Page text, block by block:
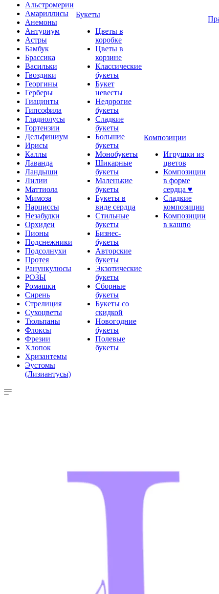
Альстромерии
Амариллисы
Анемоны
Антуриум
Астры
Бамбук
Брассика
Васильки
Гвоздики
Георгины
Герберы
Гиацинты
Гипсофила
Гладиолусы
Гортензии
Дельфиниум
Ирисы
Каллы
Лаванда
Ландыши
Лилии
Маттиола
Мимоза
Нарциссы
Незабудки
Орхидеи
Пионы
Подснежники
Подсолнухи
Протея
Ранункулюсы
РОЗЫ
Ромашки
Сирень
Стрелиция
Сухоцветы
Тюльпаны
Флоксы
Фрезии
Хлопок
Хризантемы
Эустомы
(Лизиантусы)
Букеты
Цветы в
коробке
Цветы в
корзине
Классические
букеты
Букет
невесты
Недорогие
букеты
Сладкие
букеты
Большие
букеты
Монобукеты
Шикарные
букеты
Маленькие
букеты
Букеты в
виде сердца
Стильные
букеты
Бизнес-
букеты
Авторские
букеты
Экзотические
букеты
Сборные
букеты
Букеты со
скидкой
Новогодние
букеты
Полевые
букеты
Композиции
Игрушки из
цветов
Композиции
в форме
сердца ♥
Сладкие
композиции
Композиции
в кашпо